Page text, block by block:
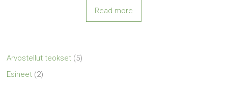
Read more
Arvostellut teokset (5)
Esineet (2)